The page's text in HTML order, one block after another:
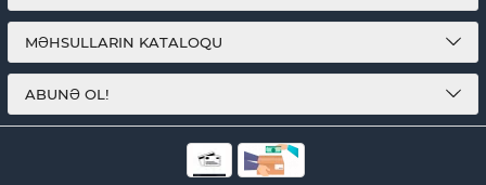
MƏHSULLARIN KATALOQU
ABUNƏ OL!